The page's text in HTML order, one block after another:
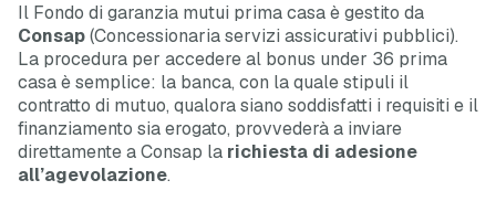
Il Fondo di garanzia mutui prima casa è gestito da
Consap(Concessionaria servizi assicurativi pubblici).
La procedura per accedere al bonus under 36 prima
casa è semplice: la banca, con la quale stipuli il
contratto di mutuo, qualora siano soddisfatti i requisiti e il
finanziamento sia erogato, provvederà a inviare
direttamente a Consap la richiesta di adesione
all’agevolazione.